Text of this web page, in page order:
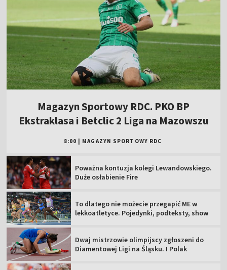
Magazyn Sportowy RDC. PKO BP
Ekstraklasa i Betclic 2 Liga na Mazowszu
8:00 MAGAZYN SPORTOWY RDC
Poważna kontuzja kolegi Lewandowskiego.
Duże osłabienie Fire
To dlatego nie możecie przegapić ME w
lekkoatletyce. Pojedynki, podteksty, show
Dwaj mistrzowie olimpijscy zgłoszeni do
Diamentowej Ligi na Śląsku. I Polak